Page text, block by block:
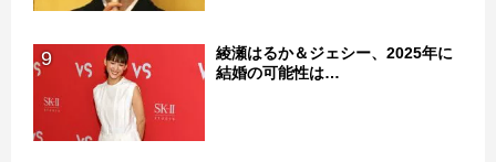
9
綾瀬はるか＆ジェシー、2025年に
結婚の可能性は…